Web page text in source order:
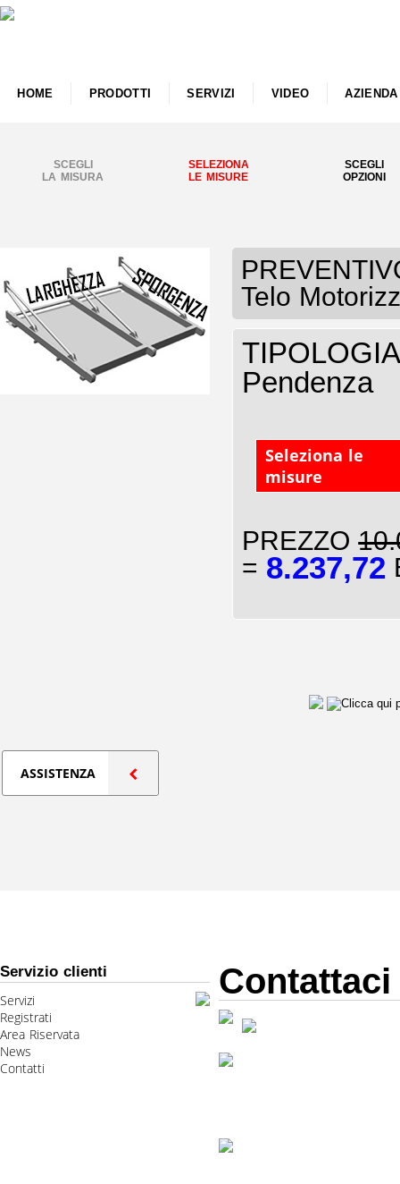
HOME PRODOTTI SERVIZI VIDEO AZIENDA
SCEGLI
LA MISURA
SELEZIONA
LE MISURE
SCEGLI
OPZIONI
Telo
Pendenza
Seleziona le
misure
PREZZO
= 8.237,72
ASSISTENZA
Servizio clienti
Servizi
Registrati
Area Riservata
News
Contatti
Contattaci